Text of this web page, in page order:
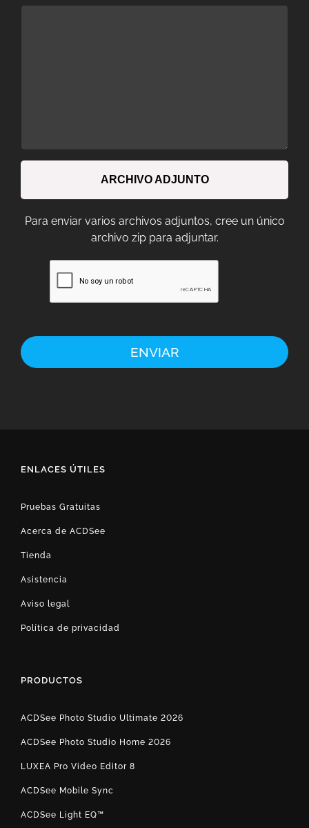
ARCHIVO ADJUNTO
Para enviar varios archivos adjuntos, cree un único
archivo zip para adjuntar.
ENLACES ÚTILES
Pruebas Gratuitas
Acerca de ACDSee
Tienda
Asistencia
Aviso legal
Política de privacidad
PRODUCTOS
ACDSee Photo Studio Ultimate 2026
ACDSee Photo Studio Home 2026
LUXEA Pro Video Editor 8
ACDSee Mobile Sync
ACDSee Light EQ™